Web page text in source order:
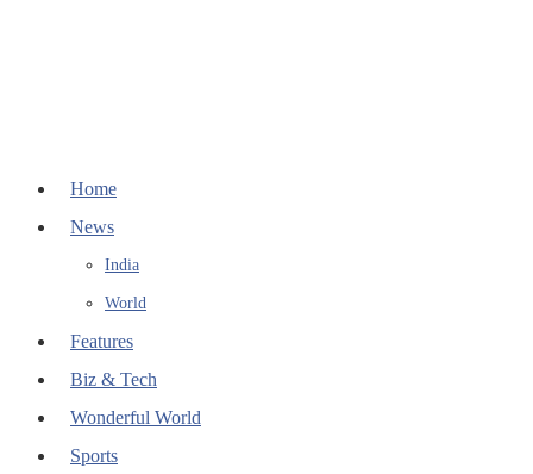
Home
News
India
World
Features
Biz & Tech
Wonderful World
Sports